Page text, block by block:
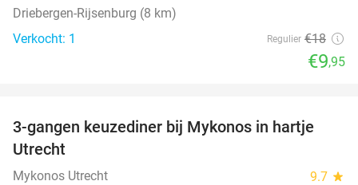
Driebergen-Rijsenburg (8 km)
Verkocht: 1
Regulier €18
€9,95
42%
3-gangen keuzediner bij Mykonos in hartje
Utrecht
Mykonos Utrecht 9.7 star